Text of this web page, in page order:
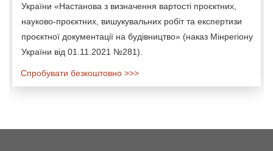
України «Настанова з визначення вартості проєктних,
науково-проєктних, вишукувальних робіт та експертизи
проєктної документації на будівництво» (наказ Мінрегіону
України від 01.11.2021 №281).
Спробувати безкоштовно >>>